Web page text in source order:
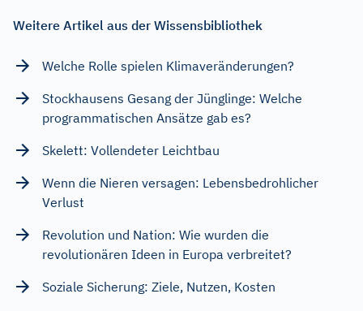
Weitere Artikel aus der Wissensbibliothek
Welche Rolle spielen Klimaveränderungen?
Stockhausens Gesang der Jünglinge: Welche
programmatischen Ansätze gab es?
Skelett: Vollendeter Leichtbau
Wenn die Nieren versagen: Lebensbedrohlicher
Verlust
Revolution und Nation: Wie wurden die
revolutionären Ideen in Europa verbreitet?
Soziale Sicherung: Ziele, Nutzen, Kosten